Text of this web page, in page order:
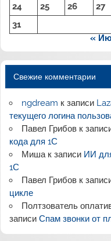
24
25 26 27
31
«
Свежие комментарии
ngdream к записи
текущего логина
Павел Грибов к
кода для 1С
Мишак записи ИИ
1С
Павел Грибов к
цикле
Полтзователь
записиСпам звонки от